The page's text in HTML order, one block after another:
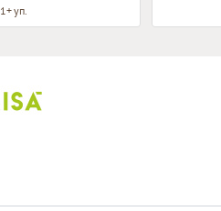
1+ уп.